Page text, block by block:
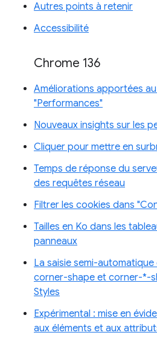
Autres points à retenir
Accessibilité
Chrome 136
Améliorations apportées
"Performances"
Nouveaux insights sur les
Cliquer pour mettre en
Temps de réponse du
des requêtes réseau
Filtrer les cookies dans
Tailles en Ko dans les
panneaux
La saisie semi-
corner-shape et corner-*-
Styles
Expérimental : mise en
aux éléments et aux